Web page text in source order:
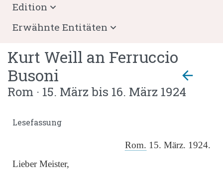
Kurt Weill an Ferruccio
Busoni
arrow_back
Rom · 15. März bis 16. März 1924
Lesefassung
Rom. 15. März. 1924.
LieberMeister,
Edition
Erwähnte Entitäten